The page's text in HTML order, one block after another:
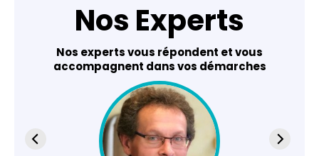
Nos Experts
Nos experts vous répondent et vous
accompagnent dans vos démarches